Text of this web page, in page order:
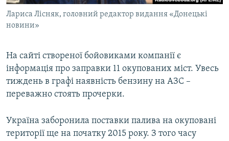
Лариса Лісняк, головний редактор видання «Донецькі
новини»
На сайті створеної бойовиками компанії є
інформація про заправки 11 окупованих міст. Увесь
тиждень в графі наявність бензину на АЗС –
переважно стоять прочерки.
Україна заборонила поставки палива на окуповані
території ще на початку 2015 року. З того часу